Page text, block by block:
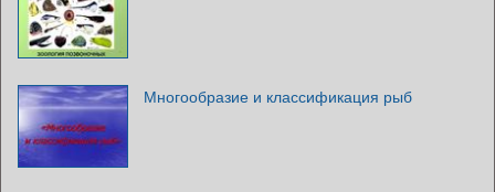
Многообразие и классификация рыб